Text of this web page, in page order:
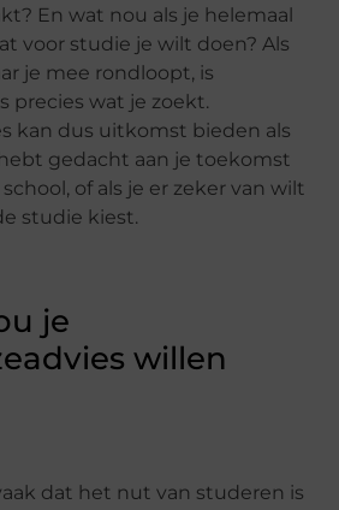
En wat nou als je helemaal
voor studie je wilt doen? Als
je mee rondloopt, is
precies wat je zoekt.
kan dus uitkomst bieden als
gedacht aan je toekomst
of als je er zeker van wilt
studie kiest.
je
willen
dat het nut van studeren is